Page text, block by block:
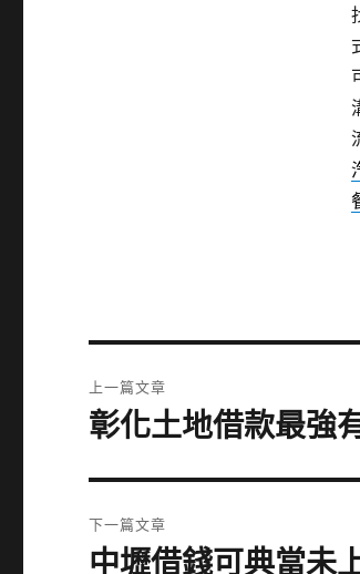
章
上一篇文章
上
篇
文
章:
彰化土地借款最強
下一篇文章
下
中壢借錢可典當未